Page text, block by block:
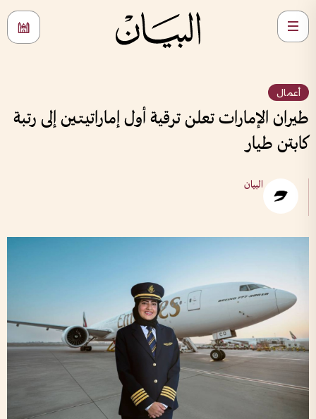
أعمال
طيران الإمارات تعلن ترقية أول إماراتيتين إلى رتبة
كابتن طيار
البيان